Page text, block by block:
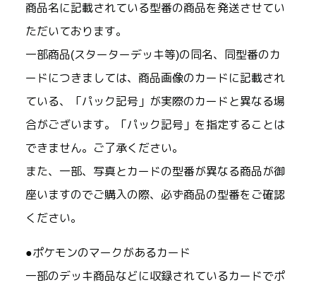
商品名に記載されている型番の商品を発送させてい
ただいております。
一部商品(スターターデッキ等)の同名、同型番のカ
ードにつきましては、商品画像のカードに記載され
ている、「パック記号」が実際のカードと異なる場
合がございます。「パック記号」を指定することは
できません。ご了承ください。
また、一部、写真とカードの型番が異なる商品が御
座いますのでご購入の際、必ず商品の型番をご確認
ください。
●ポケモンのマークがあるカード
一部のデッキ商品などに収録されているカードでポ